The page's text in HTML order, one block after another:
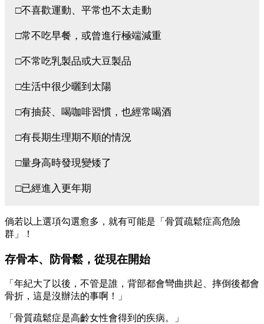
□不喜歡運動、平常也不太走動
□常不吃早餐，或曾進行極端減重
□不常吃乳製品或大豆製品
□生活中很少曬到太陽
□有抽菸、喝咖啡習慣，也經常喝酒
□有長期生理期不順的情況
□量身高時發現變矮了
□已經進入更年期
倘若以上選項勾選愈多，就有可能是「骨質疏鬆症高危險
群」！
存骨本、防骨鬆，從現在開始
「年紀大了以後，不管是誰，背部都會彎曲拱起、摔倒後都會
骨折，這是沒辦法的事啊！」
「骨質疏鬆症是高齡女性會得到的疾病。」